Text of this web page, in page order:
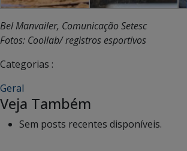
Bel Manvailer, Comunicação Setesc
Fotos: Coollab/ registros esportivos
Categorias :
Geral
Veja Também
Sem posts recentes disponíveis.